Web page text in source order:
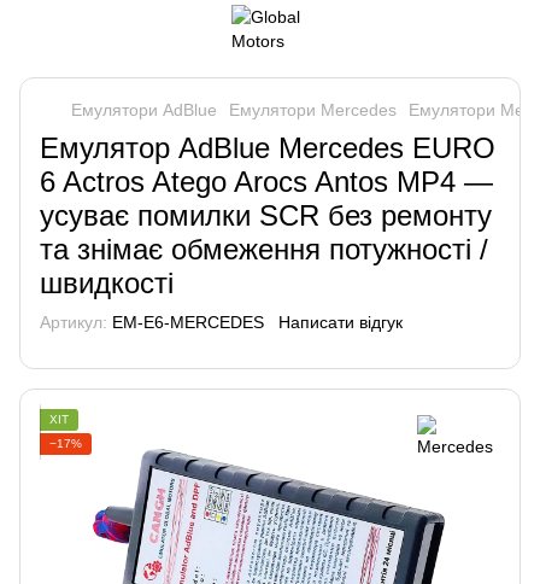
Емулятори AdBlue Емулятори Mercedes Емулятори
Емулятор AdBlue Mercedes EURO
6 Actros Atego Arocs Antos MP4 —
усуває помилки SCR без ремонту
та знімає обмеження потужності /
швидкості
Артикул: EM-E6-MERCEDES Написати відгук
ХІТ
−17%